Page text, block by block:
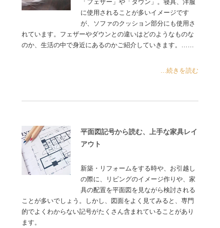
「フェザー」や「ダウン」。寝具、洋服
に使用されることが多いイメージです
が、ソファのクッション部分にも使用さ
れています。フェザーやダウンとの違いはどのようなものな
のか、生活の中で身近にあるのかご紹介していきます。……
...続きを読む
平面図記号から読む、上手な家具レイ
アウト
新築・リフォームをする時や、お引越し
の際に、リビングのイメージ作りや、家
具の配置を平面図を見ながら検討される
ことが多いでしょう。しかし、図面をよく見てみると、専門
的でよくわからない記号がたくさん含まれていることがあり
ます。